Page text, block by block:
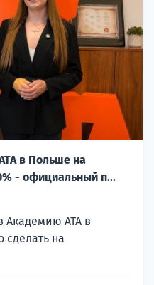
в Польше на
- официальный п...
Академию ATA в
сделать на